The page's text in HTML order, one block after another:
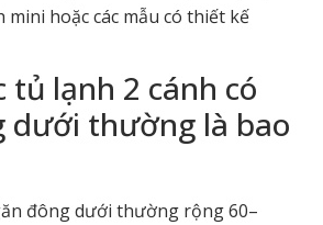
mini hoặc các mẫu có thiết kế
tủ lạnh 2 cánh có
dưới thường là bao
đông dưới thường rộng 60–